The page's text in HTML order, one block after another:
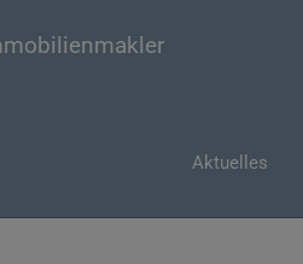
Aktuelles